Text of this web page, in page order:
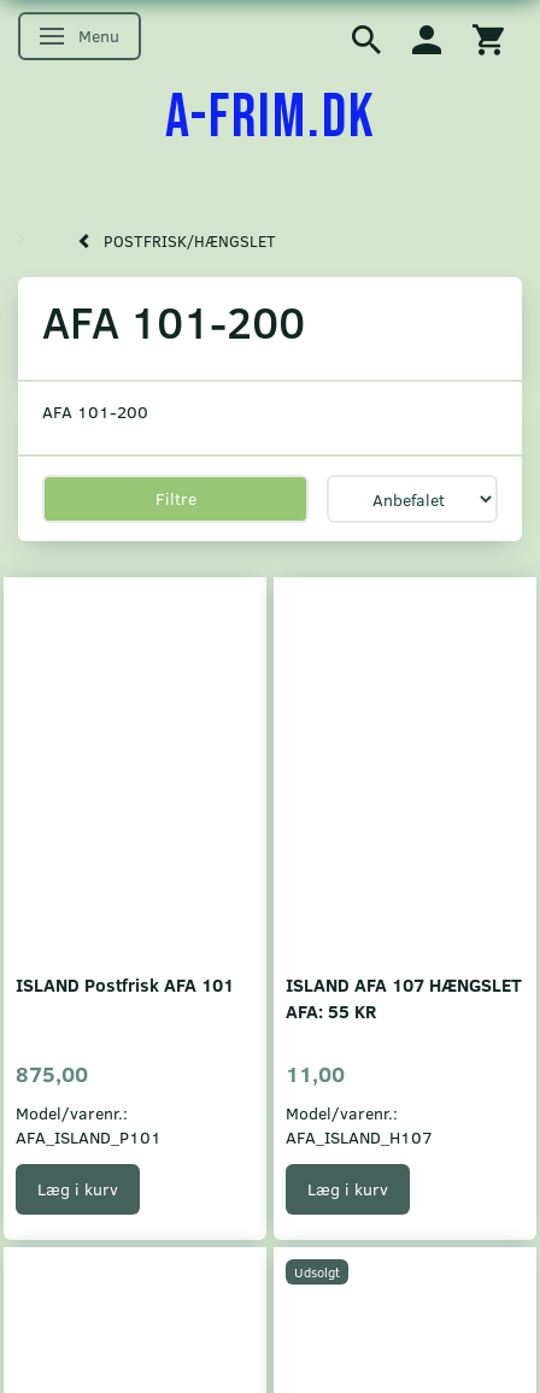
Skifte navigation
Menu
A-FRIM.DK
POSTFRISK/HÆNGSLET
AFA 101-200
AFA 101-200
Filtre
ISLAND Postfrisk AFA 101
875,00
Model/varenr.:
AFA_ISLAND_P101
Læg i kurv
ISLAND AFA 107 HÆNGSLET
AFA: 55 KR
11,00
Model/varenr.:
AFA_ISLAND_H107
Læg i kurv
Udsolgt